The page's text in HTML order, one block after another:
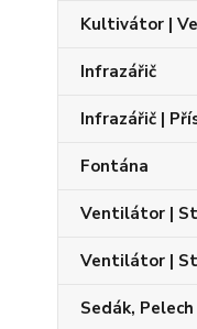
Kultivátor |
Infrazářič
Infrazářič |
Fontána
Ventilátor |
Ventilátor |
Sedák,